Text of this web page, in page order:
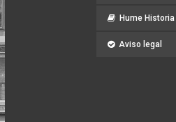
Hume Historia
Aviso legal